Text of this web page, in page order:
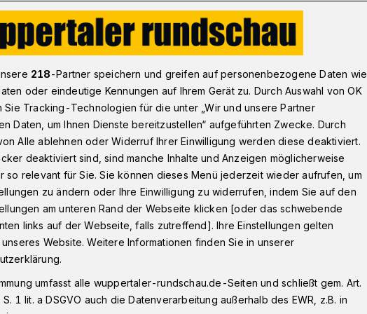
kurz vor Weihnachten​
kurz vor
Wuppertal setzt seine
(19. Dezember 2022) um 20 Uhr mit
Romantik“ fort.
218-Partner speichern und greifen auf personenbezogene Daten wie
oder eindeutige Kennungen auf Ihrem Gerät zu. Durch Auswahl von OK
Sie Tracking-Technologien für die unter „Wir und unsere Partner
Daten, um Ihnen Dienste bereitzustellen“ aufgeführten Zwecke. Durch
Alle ablehnen oder Widerruf Ihrer Einwilligung werden diese deaktiviert.
deaktiviert sind, sind manche Inhalte und Anzeigen möglicherweise
so relevant für Sie. Sie können dieses Menü jederzeit wieder aufrufen, um
zu ändern oder Ihre Einwilligung zu widerrufen, indem Sie auf den
am unteren Rand der Webseite klicken [oder das schwebende
links auf der Webseite, falls zutreffend]. Ihre Einstellungen gelten
Website. Weitere Informationen finden Sie in unserer
umfasst alle wuppertaler-rundschau.de-Seiten und schließt gem. Art.
1 lit. a DSGVO auch die Datenverarbeitung außerhalb des EWR, z.B. in